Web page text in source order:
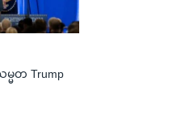
မ္မတ Trump